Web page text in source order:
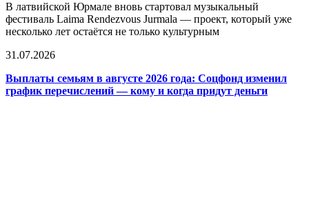
В латвийской Юрмале вновь стартовал музыкальный
фестиваль Laima Rendezvous Jurmala — проект, который уже
несколько лет остаётся не только культурным
31.07.2026
Выплаты семьям в августе 2026 года: Соцфонд изменил
график перечислений — кому и когда придут деньги